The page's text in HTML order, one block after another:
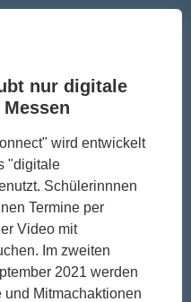
nur digitale
wird entwickelt
"digitale
Schülerinnnen
Termine per
Video mit
Im zweiten
2021 werden
und Mitmachaktionen